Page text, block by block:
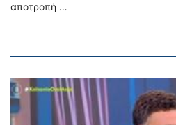
αποτροπή …